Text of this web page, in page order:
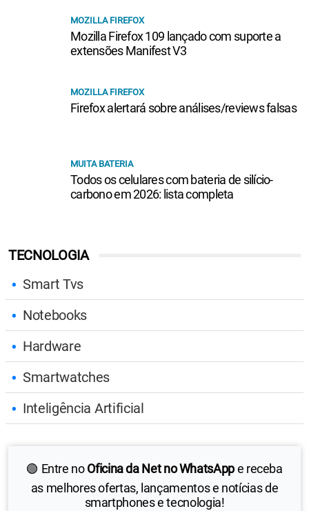
TECNOLOGIA
Smart Tvs
Notebooks
Hardware
Smartwatches
Inteligência Artificial
🟢 Entre noOficina da Net no WhatsAppe receba
as melhores ofertas, lançamentos e notícias de
smartphones e tecnologia!
MOZILLA FIREFOX
Mozilla Firefox 109 lançado com suporte a
extensões Manifest V3
MOZILLA FIREFOX
Firefox alertará sobre análises/reviews falsas
MUITA BATERIA
Todos os celulares com bateria de silício-
carbono em 2026: lista completa